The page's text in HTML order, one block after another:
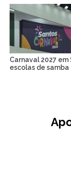
Carnaval 2027
escolas de samba